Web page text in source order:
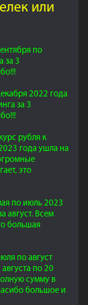
или
по
за 3
2022 года
за 3
рубля к
года ушла на
это
по июль 2023
август. Всем
большая
по август
по 20
сумму в
большое и